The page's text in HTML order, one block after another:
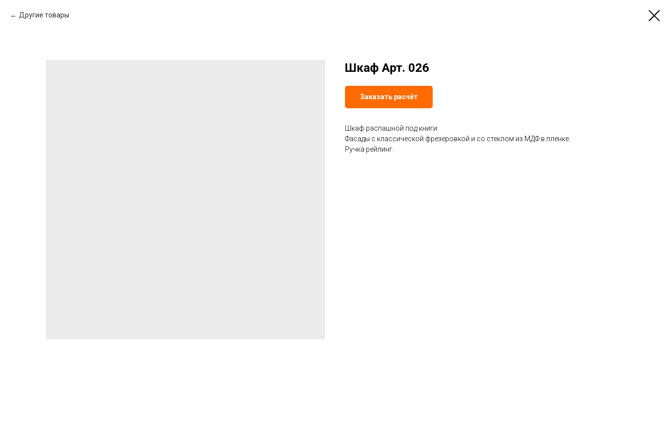
Другие товары
Шкаф Арт. 026
Заказать расчёт
Шкаф распашной под книги.
Фасады с классической фрезеровкой и со стеклом из МДФ в пленке.
Ручка рейлинг.